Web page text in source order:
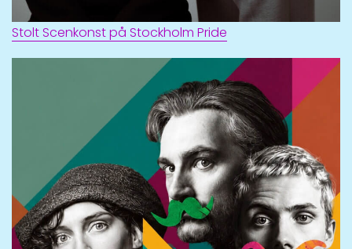
Stolt Scenkonst på Stockholm Pride